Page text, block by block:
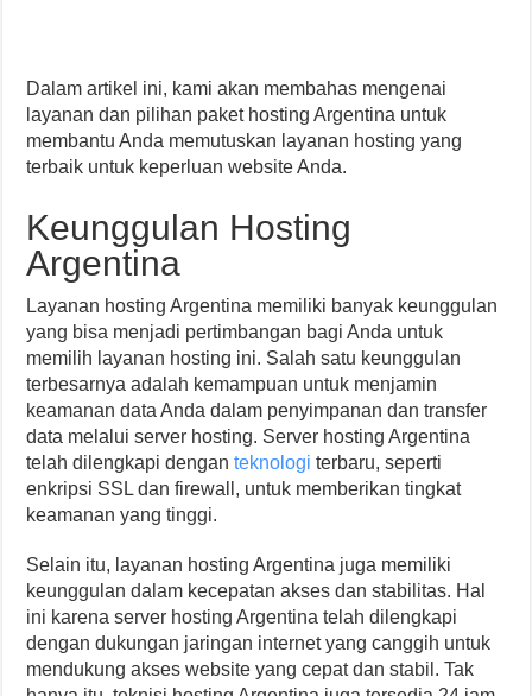
Dalam artikel ini, kami akan membahas mengenai
layanan dan pilihan paket hosting Argentina untuk
membantu Anda memutuskan layanan hosting yang
terbaik untuk keperluan website Anda.
Keunggulan Hosting
Argentina
Layanan hosting Argentina memiliki banyak keunggulan
yang bisa menjadi pertimbangan bagi Anda untuk
memilih layanan hosting ini. Salah satu keunggulan
terbesarnya adalah kemampuan untuk menjamin
keamanan data Anda dalam penyimpanan dan transfer
data melalui server hosting. Server hosting Argentina
telah dilengkapi denganteknologi terbaru, seperti
enkripsi SSL dan firewall, untuk memberikan tingkat
keamanan yang tinggi.
Selain itu, layanan hosting Argentina juga memiliki
keunggulan dalam kecepatan akses dan stabilitas. Hal
ini karena server hosting Argentina telah dilengkapi
dengan dukungan jaringan internet yang canggih untuk
mendukung akses website yang cepat dan stabil. Tak